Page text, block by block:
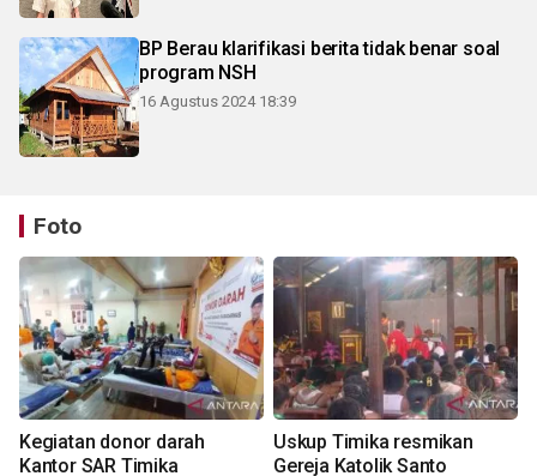
BP Berau klarifikasi berita tidak benar soal
program NSH
16 Agustus 2024 18:39
Foto
Kegiatan donor darah
Kantor SAR Timika
Uskup Timika resmikan
Gereja Katolik Santo